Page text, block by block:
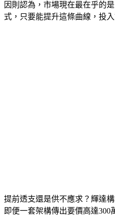
因則認為，市場現在最在乎的
式，只要能提升這條曲線，投
提前透支還是供不應求？輝達
即便一套架構傳出要價高達300